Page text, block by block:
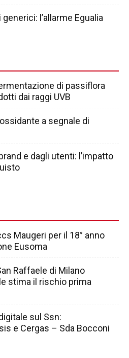
l’allarme Egualia
di passiflora
dai raggi UVB
a segnale di
e dagli utenti: l’impatto
Maugeri per il 18° anno
Eusoma
Raffaele di Milano
stima il rischio prima
sul Ssn:
e Cergas – Sda Bocconi